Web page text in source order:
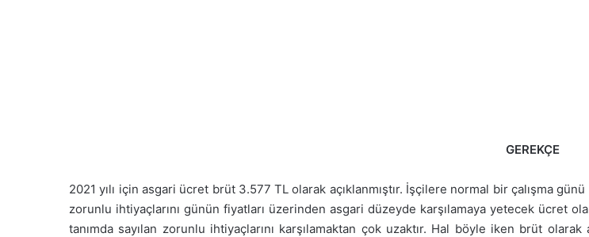
GEREKÇE
2021 yılı için asgari ücret brüt 3.577 TL olarak açıklanmıştır. İşçilere normal bir çalışma
zorunlu ihtiyaçlarını günün fiyatları üzerinden asgari düzeyde karşılamaya yetecek ücret
tanımda sayılan zorunlu ihtiyaçlarını karşılamaktan çok uzaktır. Hal böyle iken brüt